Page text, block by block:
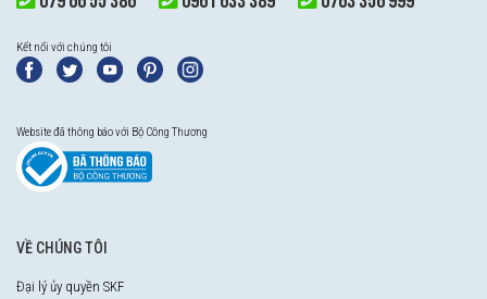
Kết nối với chúng tôi
Website đã thông báo với Bộ Công Thương
VỀ CHÚNG TÔI
Đại lý ủy quyền SKF